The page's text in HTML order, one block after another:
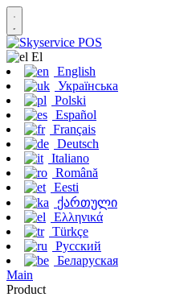
Εl
English
Українська
Polski
Español
Français
Deutsch
Italiano
Română
Eesti
ქართული
Ελληνικά
Türkçe
Русский
Беларуская
Main
Product